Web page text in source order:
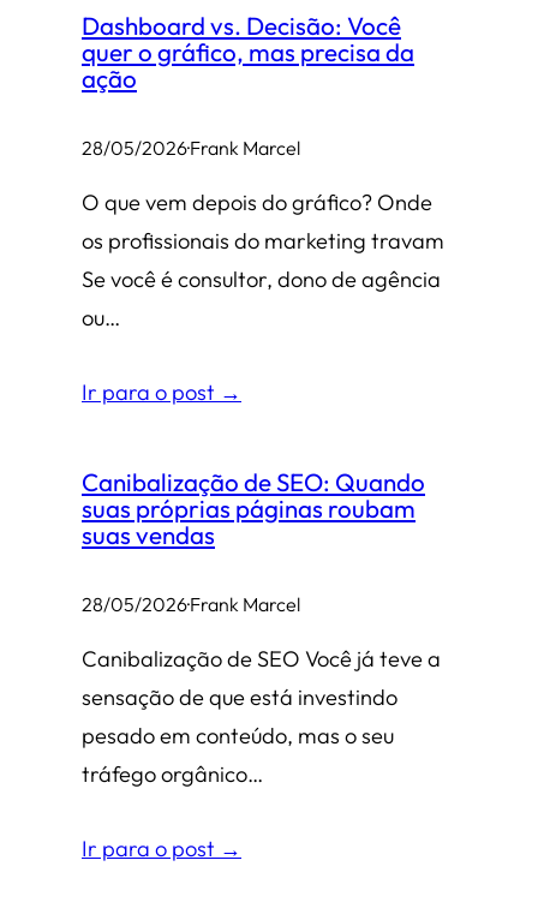
Dashboard vs. Decisão: Você
quer o gráfico, mas precisa da
ação
28/05/2026·Frank Marcel
O que vem depois do gráfico? Onde
os profissionais do marketing travam
Se você é consultor, dono de agência
ou…
Ir para o post →
Canibalização de SEO: Quando
suas próprias páginas roubam
suas vendas
28/05/2026·Frank Marcel
Canibalização de SEO Você já teve a
sensação de que está investindo
pesado em conteúdo, mas o seu
tráfego orgânico…
Ir para o post →